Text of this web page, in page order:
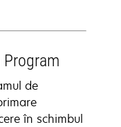
de
în schimbul